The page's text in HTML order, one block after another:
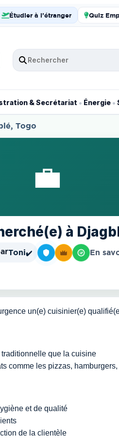
Étudier à l’étranger Quiz
& Secrétariat • Énergie •
Togo
💼
à
Toni✔️ En
un(e) cuisinier(e)
que la cuisine
comme les pizzas, hamburgers,
et de qualité
de la clientèle